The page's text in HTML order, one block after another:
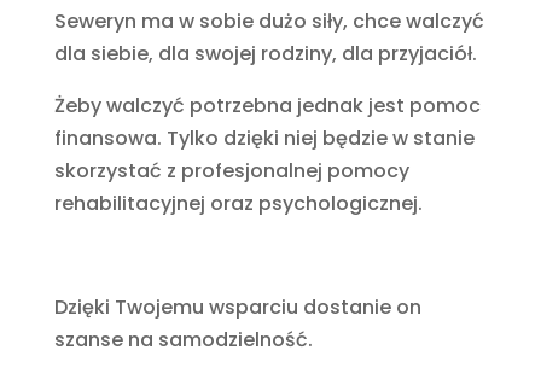
Seweryn ma w sobie dużo siły, chce walczyć
dla siebie, dla swojej rodziny, dla przyjaciół.
Żeby walczyć potrzebna jednak jest pomoc
finansowa. Tylko dzięki niej będzie w stanie
skorzystać z profesjonalnej pomocy
rehabilitacyjnej oraz psychologicznej.
Dzięki Twojemu wsparciu dostanie on
szanse na samodzielność.